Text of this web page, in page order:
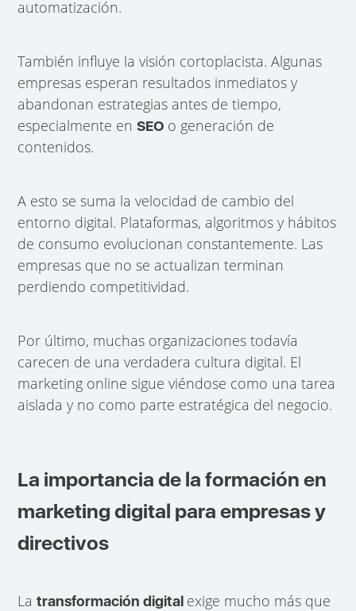
automatización.
También influye la visión cortoplacista. Algunas
empresas esperan resultados inmediatos y
abandonan estrategias antes de tiempo,
especialmente enSEO o generación de
contenidos.
A esto se suma la velocidad de cambio del
entorno digital. Plataformas, algoritmos y hábitos
de consumo evolucionan constantemente. Las
empresas que no se actualizan terminan
perdiendo competitividad.
Por último, muchas organizaciones todavía
carecen de una verdadera cultura digital. El
marketing online sigue viéndose como una tarea
aislada y no como parte estratégica del negocio.
La importancia de la formación en
marketing digital para empresas y
directivos
Latransformación digital exige mucho más que